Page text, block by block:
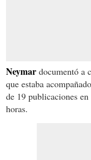
Neymar documentó a
que estaba
de 19 publicaciones en
horas.